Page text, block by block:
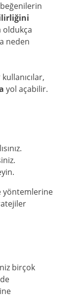
oldukça
neden
yol açabilir.
yöntemlerine
birçok